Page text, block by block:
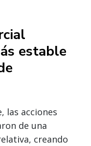
estable
las acciones
de una
creando